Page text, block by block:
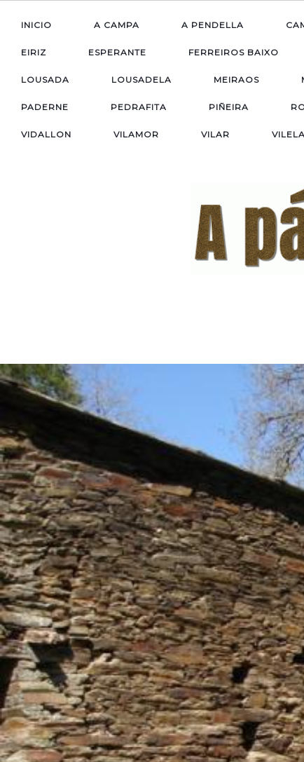
INICIO A CAMPA A PENDELLA
EIRIZ ESPERANTE FERREIROS BAIXO
LOUSADA LOUSADELA MEIRAOS
PADERNE PEDRAFITA PIÑEIRA
VIDALLON VILAMOR VILAR VILELA